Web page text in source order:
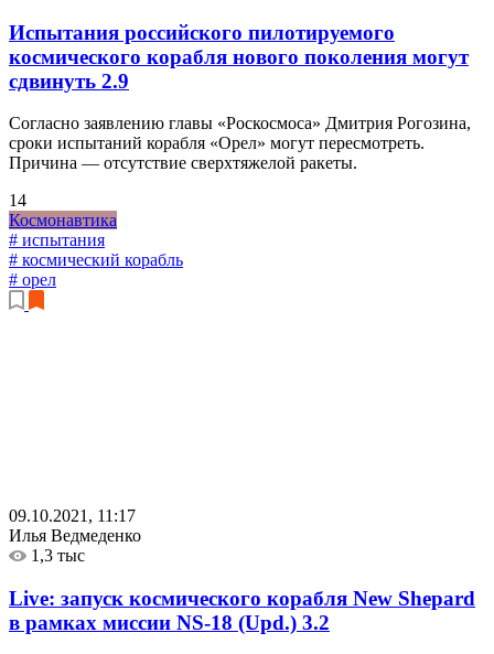
Испытания российского пилотируемого
космического корабля нового поколения могут
сдвинуть 2.9
Согласно заявлению главы «Роскосмоса» Дмитрия Рогозина,
сроки испытаний корабля «Орел» могут пересмотреть.
Причина — отсутствие сверхтяжелой ракеты.
14
Космонавтика
# испытания
# космический корабль
# орел
09.10.2021, 11:17
Илья Ведмеденко
1,3 тыс
Live: запуск космического корабля New Shepard
в рамках миссии NS-18 (Upd.) 3.2